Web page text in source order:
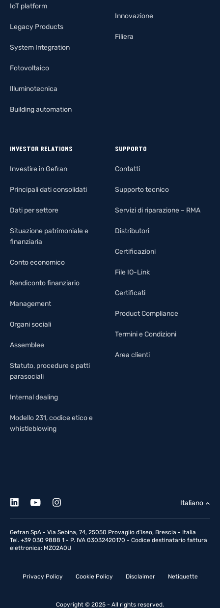
IoT platform
Legacy Products
System Integration
Fotovoltaico
Illuminotecnica
Building automation
Innovazione
Filiera
INVESTOR RELATIONS
Investire in Gefran
Principali dati consolidati
Dati per settore
Situazione patrimoniale e
finanziaria
Conto economico
Rendiconto finanziario
Management
Organi sociali
Assemblee
Statuto, procedure e patti
parasociali
Internal dealing
Modello 231, codice etico e
whistleblowing
SUPPORTO
Contatti
Supporto tecnico
Servizi di riparazione – RMA
Distributori
Certificazioni
File IO-Link
Certificati
Product Compliance
Termini e Condizioni
Area clienti
Gefran SpA - Via Sebina, 74, 25050 Provaglio d'Iseo, Brescia - Italia
Tel. +39 030 9888 1 - P. IVA 03032420170 - Codice destinatario fattura
elettronica: MZO2A0U
Italiano
Privacy Policy Cookie Policy Disclaimer Netiquette
Copyright © 2025 - All rights reserved.